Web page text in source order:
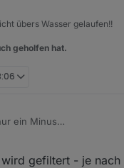
übers Wasser gelaufen!!
geholfen hat.
ein Minus
eintragen, den Punkt
gefiltert - je